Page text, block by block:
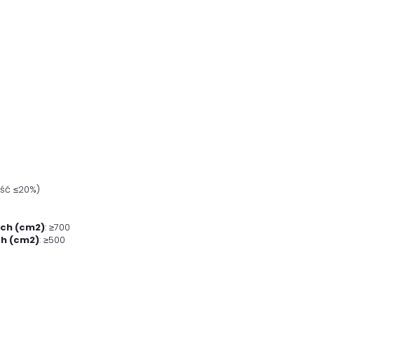
≤20%)
(cm2): ≥700
(cm2): ≥500